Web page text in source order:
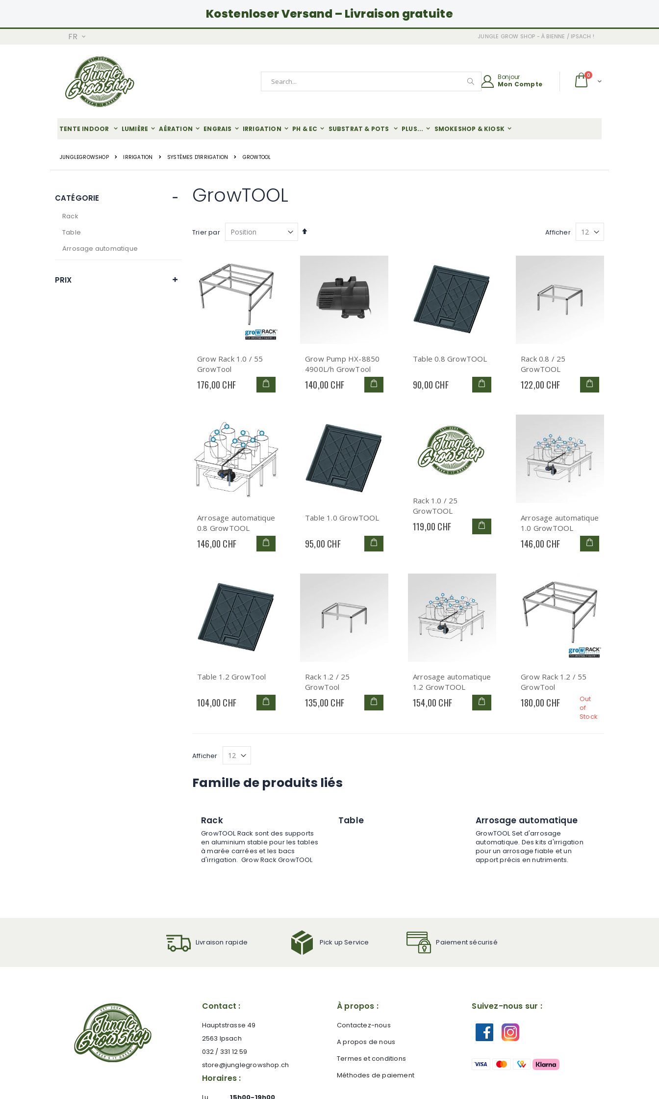
Kostenloser Versand – Livraison gratuite
AllezLANGUE
FR JUNGLE GROW SHOP - À BIENNE / IPSACH !
Chariot
0articles
Rechercher
Bonjour
Mon Compte
TENTE INDOOR LUMIÈRE AÉRATION ENGRAIS IRRIGATION PH & EC SUBSTRAT & POTS PLUS... SMOKESHOP & KIOSK
JUNGLEGROWSHOP IRRIGATION SYSTÈMES D'IRRIGATION GROWTOOL
GrowTOOL
Trier par
Par
Afficher
Grow Rack 1.0 / 55
GrowTool
176,00 CHF
Grow Pump HX-8850
4900L/h GrowTool
140,00 CHF
Table 0.8 GrowTOOL
90,00 CHF
Rack 0.8 / 25
GrowTOOL
122,00 CHF
Arrosage automatique
0.8 GrowTOOL
146,00 CHF
Table 1.0 GrowTOOL
95,00 CHF
Rack 1.0 / 25
GrowTOOL
119,00 CHF
Arrosage automatique
1.0 GrowTOOL
146,00 CHF
Table 1.2 GrowTool
104,00 CHF
Rack 1.2 / 25
GrowTool
135,00 CHF
Arrosage automatique
1.2 GrowTOOL
154,00 CHF
Grow Rack 1.2 / 55
GrowTool
180,00 CHF
Out
of
Stock
Afficher
Famille de produits liés
Rack
GrowTOOL Rack sont des supports
en aluminium stable pour les tables
à marée carrées et les bacs
d'irrigation. Grow Rack GrowTOOL
Table Arrosage automatique
GrowTOOL Set d'arrosage
automatique. Des kits d'irrigation
pour un arrosage fiable et un
apport précis en nutriments.
CATÉGORIE
Rack
Table
Arrosage automatique
PRIX
Livraison rapide Pick up Service Paiement sécurisé
Contact :
Hauptstrasse 49
2563 Ipsach
032 / 331 12 59
store@junglegrowshop.ch
Horaires :
Lu 15h00-19h00
À propos :
Contactez-nous
A propos de nous
Termes et conditions
Méthodes de paiement
Suivez-nous sur :